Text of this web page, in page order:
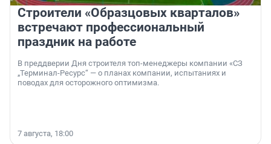
Строители «Образцовых кварталов»
встречают профессиональный
праздник на работе
В преддверии Дня строителя топ-менеджеры компании «СЗ
„Терминал-Ресурс“ — о планах компании, испытаниях и
поводах для осторожного оптимизма.
7 августа, 18:00